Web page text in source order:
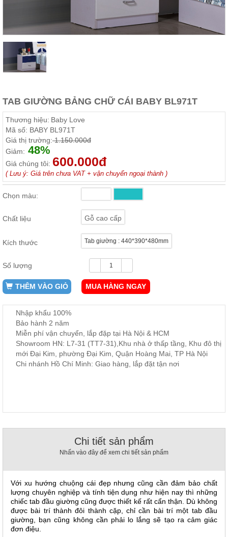
Khách
trà...
Thất
Phòng
Ngủ
Giường
ngủ, tủ
áo, bàn
trang
điểm
Nội
Thất
Ăn
ghế
bếp
Nội
Thất
Ban
Công,
Vườn
Trang
trang
Nội
Thất
Nhà
Hàng
TAB GIƯỜNG BẢNG CHỮ CÁI BABY BL971T
Thương hiệu: Baby Love
Mã số: BABY BL971T
Giá thị trường:1.150.000đ
Giảm: 48%
Giá chúng tôi: 600.000đ
( Lưu ý: Giá trên chưa VAT + vận chuyển ngoại thành )
Chọn màu:
Chất liệu Gỗ cao cấp
Kích thước Tab giường : 440*390*480mm
Số lượng
THÊM VÀO GIỎ MUA HÀNG NGAY
Nhập khẩu 100%
Bảo hành 2 năm
Miễn phí vận chuyển, lắp đặp tại Hà Nội & HCM
Showroom HN: L7-31 (TT7-31),Khu nhà ở thấp tầng, Khu đô thị
mới Đại Kim, phường Đại Kim, Quận Hoàng Mai, TP Hà Nội
Chi nhánh Hồ Chí Minh: Giao hàng, lắp đặt tận nơi
Chi tiết sản phẩm
Nhấn vào đây để xem chi tiết sản phẩm
Với xu hướng chuộng cái đẹp nhưng cũng cần đảm bảo chất
lượng chuyên nghiệp và tính tiện dụng như hiện nay thì những
chiếc tab đầu giường cũng được thiết kế rất cẩn thận. Dù không
được bài trí thành đôi thành cặp, chỉ cần bài trí một tab đầu
giường, bạn cũng không cần phải lo lắng sẽ tạo ra cảm giác
đơn điệu.